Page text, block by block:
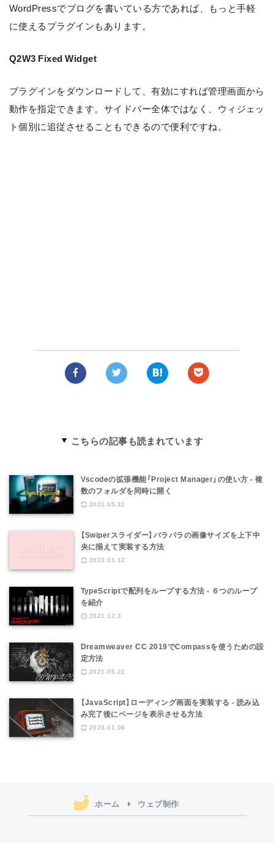
WordPressでブログを書いている方であれば、もっと手軽
に使えるプラグインもあります。
Q2W3 Fixed Widget
プラグインをダウンロードして、有効にすれば管理画面から
動作を指定できます。サイドバー全体ではなく、ウィジェッ
ト個別に追従させることもできるので便利ですね。
こちらの記事も読まれています
Vscodeの拡張機能「Project Manager」の使い方 - 複
数のフォルダを同時に開く
2021.05.22
【Swiperスライダー】バラバラの画像サイズを上下中
央に揃えて実装する方法
2023.01.12
TypeScriptで配列をループする方法 - ６つのループ
を紹介
2021.12.3
Dreamweaver CC 2019でCompassを使うための設
定方法
2021.05.22
【JavaScript】ローディング画面を実装する - 読み込
み完了後にページを表示させる方法
2023.01.06
ホーム ウェブ制作